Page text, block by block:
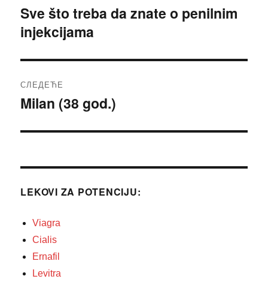
чланка
Претходни
чланак:
Sve što treba da znate o penilnim
injekcijama
СЛЕДЕЋЕ
Следећи
Milan (38 god.)
LEKOVI ZA POTENCIJU:
Viagra
Cialis
Ernafil
Levitra